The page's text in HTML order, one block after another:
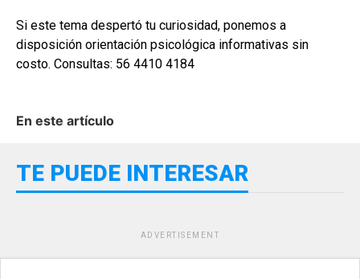
Si este tema despertó tu curiosidad, ponemos a
disposición orientación psicológica informativas sin
costo. Consultas: 56 4410 4184
En este artículo
TE PUEDE INTERESAR
ADVERTISEMENT